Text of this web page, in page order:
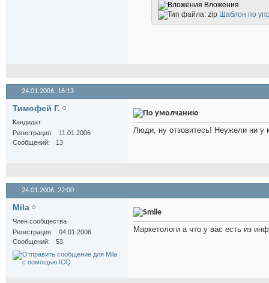
Вложения
Шаблон по
24.01.2006, 16:13
Тимофей Г.
Кандидат
Регистрация
11.01.2006
Сообщений
13
Люди, ну отзовитесь! Неужели ни у
24.01.2006, 22:00
Mila
Член сообщества
Регистрация
04.01.2006
Сообщений
53
Маркетологи а что у вас есть из